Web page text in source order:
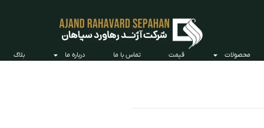
محصولات قیمت تماس با ما درباره ما بلاگ